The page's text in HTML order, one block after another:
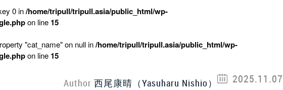
0 in/home/tripull/tripull.asia/public_html/wp-
on line 15
"cat_name" on null in/home/tripull/tripull.asia/public_html/wp-
on line 15
2025.11.07
Author 西尾康晴（Yasuharu Nishio）